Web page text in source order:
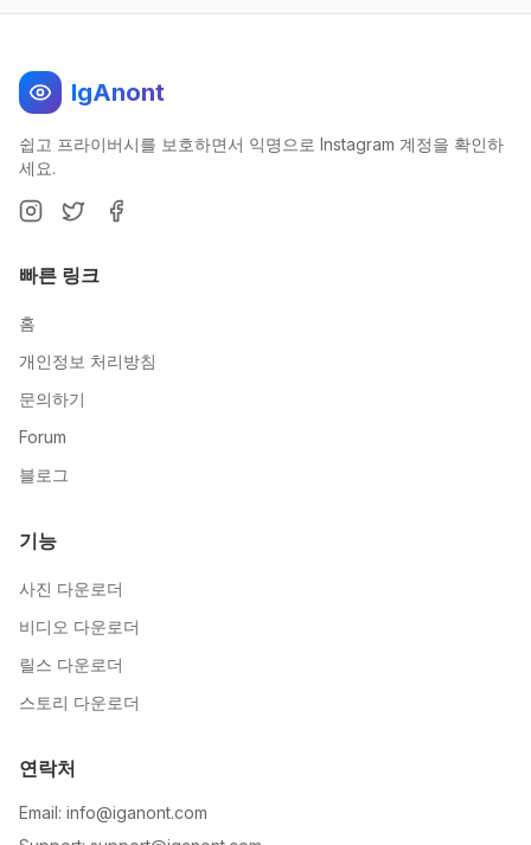
IgAnont
쉽고 프라이버시를 보호하면서 익명으로 Instagram 계정을 확인하
세요.
빠른 링크
홈
개인정보 처리방침
문의하기
Forum
블로그
기능
사진 다운로더
비디오 다운로더
릴스 다운로더
스토리 다운로더
연락처
Email: info@iganont.com